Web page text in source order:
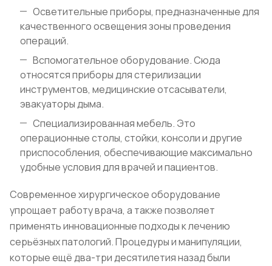
Осветительные приборы, предназначенные для
качественного освещения зоны проведения
операций.
Вспомогательное оборудование. Сюда
относятся приборы для стерилизации
инструментов, медицинские отсасыватели,
эвакуаторы дыма.
Специализированная мебель. Это
операционные столы, стойки, консоли и другие
приспособления, обеспечивающие максимально
удобные условия для врачей и пациентов.
Современное хирургическое оборудование
упрощает работу врача, а также позволяет
применять инновационные подходы к лечению
серьёзных патологий. Процедуры и манипуляции,
которые ещё два-три десятилетия назад были